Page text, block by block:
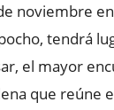
noviembre
tendrá
el mayor
que reúne